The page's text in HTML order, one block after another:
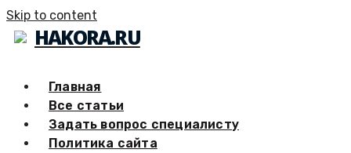
Skip to content
HAKORA.RU
Главная
Все статьи
Задать вопрос специалисту
Политика сайта